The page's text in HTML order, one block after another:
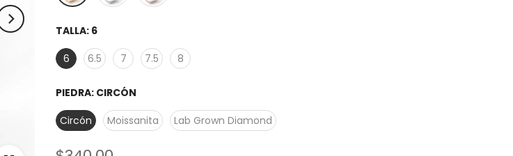
TALLA: 6
6
6.5 7 7.5 8
PIEDRA: CIRCÓN
Circón
Moissanita Lab Grown Diamond